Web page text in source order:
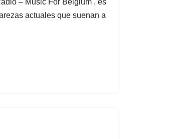
– Music For Belgium , es
actuales que suenan a